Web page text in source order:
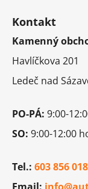
Kontakt
Kamenný
Havlíčkova 201
Ledeč nad
PO-PÁ: 9:00-
SO: 9:00-12:00
Tel.: 603 856 018
Email: